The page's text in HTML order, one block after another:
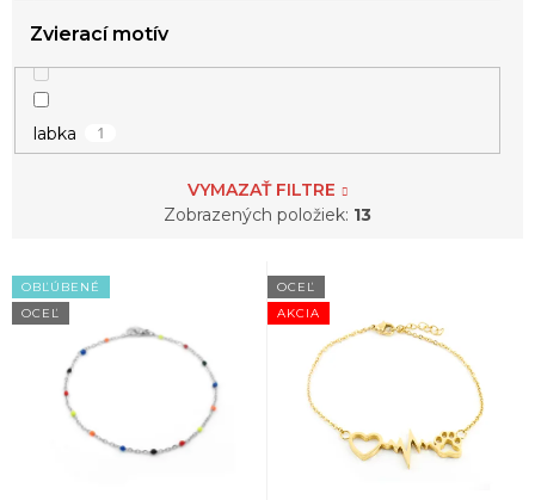
srdce 5
strom života
Zvierací motív
labka 1
VYMAZAŤ FILTRE
Zobrazených položiek: 13
V
ý
p
OBĽÚBENÉ
OCEĽ
AKCIA
OCEĽ